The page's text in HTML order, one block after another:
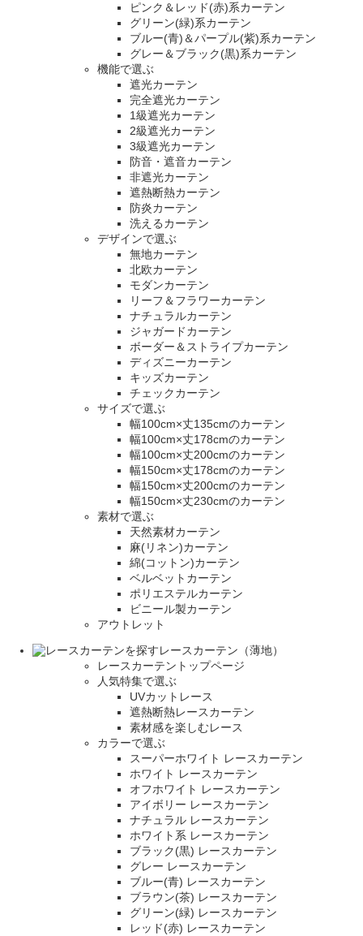
ピンク＆レッド(赤)系カーテン
グリーン(緑)系カーテン
ブルー(青)＆パープル(紫)系カーテン
グレー＆ブラック(黒)系カーテン
機能で選ぶ
遮光カーテン
完全遮光カーテン
1級遮光カーテン
2級遮光カーテン
3級遮光カーテン
防音・遮音カーテン
非遮光カーテン
遮熱断熱カーテン
防炎カーテン
洗えるカーテン
デザインで選ぶ
無地カーテン
北欧カーテン
モダンカーテン
リーフ＆フラワーカーテン
ナチュラルカーテン
ジャガードカーテン
ボーダー＆ストライプカーテン
ディズニーカーテン
キッズカーテン
チェックカーテン
サイズで選ぶ
幅100cm×丈135cmのカーテン
幅100cm×丈178cmのカーテン
幅100cm×丈200cmのカーテン
幅150cm×丈178cmのカーテン
幅150cm×丈200cmのカーテン
幅150cm×丈230cmのカーテン
素材で選ぶ
天然素材カーテン
麻(リネン)カーテン
綿(コットン)カーテン
ベルベットカーテン
ポリエステルカーテン
ビニール製カーテン
アウトレット
レースカーテン（薄地）
レースカーテントップページ
人気特集で選ぶ
UVカットレース
遮熱断熱レースカーテン
素材感を楽しむレース
カラーで選ぶ
スーパーホワイト レースカーテン
ホワイト レースカーテン
オフホワイト レースカーテン
アイボリー レースカーテン
ナチュラル レースカーテン
ホワイト系 レースカーテン
ブラック(黒) レースカーテン
グレー レースカーテン
ブルー(青) レースカーテン
ブラウン(茶) レースカーテン
グリーン(緑) レースカーテン
レッド(赤) レースカーテン